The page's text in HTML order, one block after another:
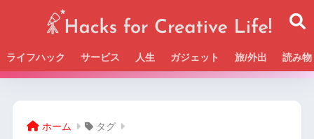
ライフハック サービス 人生 ガジェット 旅/外出 読み物
Beckの活動＆SNSまとめはこちら
ホーム タグ